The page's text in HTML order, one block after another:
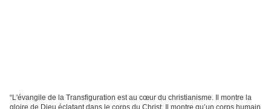
“L'évangile de la Transfiguration est au cœur du christianisme. Il montre la
gloire de Dieu éclatant dans le corps du Christ. Il montre qu’un corps humain